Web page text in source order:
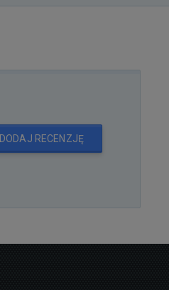
DODAJ RECENZJĘ